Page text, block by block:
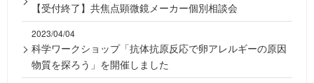
【受付終了】共焦点顕微鏡メーカー個別相談会
2023/04/04
科学ワークショップ「抗体抗原反応で卵アレルギーの原因
物質を探ろう」を開催しました